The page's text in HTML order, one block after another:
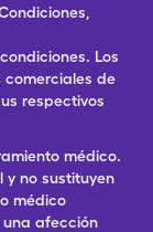
Los
de
respectivos
médico.
y no sustituyen
médico
afección